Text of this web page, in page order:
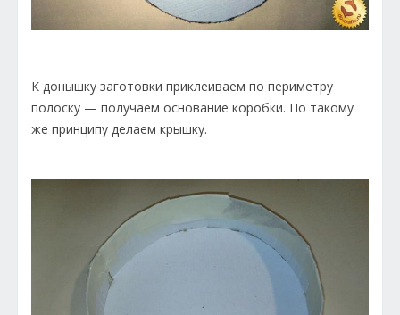
К донышку заготовки приклеиваем по периметру
полоску — получаем основание коробки. По такому
же принципу делаем крышку.